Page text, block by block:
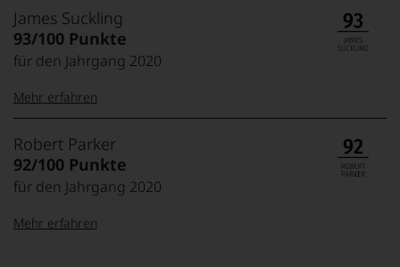
99–100 Punkte:
95–98 Punkte:
85–89 Punkte:
Tesdorpf
Der
Name
Tesdorpf
für
»Fine
Wine«,
für
die
edlen
der
Welt,
James Suckling
93/100 Punkte
für den Jahrgang 2020
100-95 Punkte:
90 Punkte und
James
Suckling
Der
Amerikaner
Suckling,
Mehr erfahren
Robert Parker
92/100 Punkte
für den Jahrgang 2020
Mehr erfahren